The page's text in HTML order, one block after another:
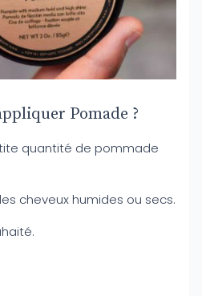
Pomade ?
quantité de pommade
cheveux humides ou secs.